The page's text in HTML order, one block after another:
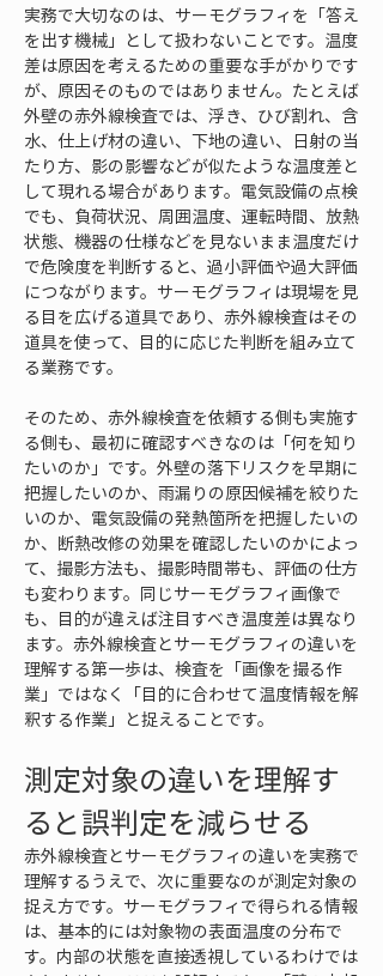
実務で大切なのは、サーモグラフィを「答え
を出す機械」として扱わないことです。温度
差は原因を考えるための重要な手がかりです
が、原因そのものではありません。たとえば
外壁の赤外線検査では、浮き、ひび割れ、含
水、仕上げ材の違い、下地の違い、日射の当
たり方、影の影響などが似たような温度差と
して現れる場合があります。電気設備の点検
でも、負荷状況、周囲温度、運転時間、放熱
状態、機器の仕様などを見ないまま温度だけ
で危険度を判断すると、過小評価や過大評価
につながります。サーモグラフィは現場を見
る目を広げる道具であり、赤外線検査はその
道具を使って、目的に応じた判断を組み立て
る業務です。
そのため、赤外線検査を依頼する側も実施す
る側も、最初に確認すべきなのは「何を知り
たいのか」です。外壁の落下リスクを早期に
把握したいのか、雨漏りの原因候補を絞りた
いのか、電気設備の発熱箇所を把握したいの
か、断熱改修の効果を確認したいのかによっ
て、撮影方法も、撮影時間帯も、評価の仕方
も変わります。同じサーモグラフィ画像で
も、目的が違えば注目すべき温度差は異なり
ます。赤外線検査とサーモグラフィの違いを
理解する第一歩は、検査を「画像を撮る作
業」ではなく「目的に合わせて温度情報を解
釈する作業」と捉えることです。
測定対象の違いを理解す
ると誤判定を減らせる
赤外線検査とサーモグラフィの違いを実務で
理解するうえで、次に重要なのが測定対象の
捉え方です。サーモグラフィで得られる情報
は、基本的には対象物の表面温度の分布で
す。内部の状態を直接透視しているわけでは